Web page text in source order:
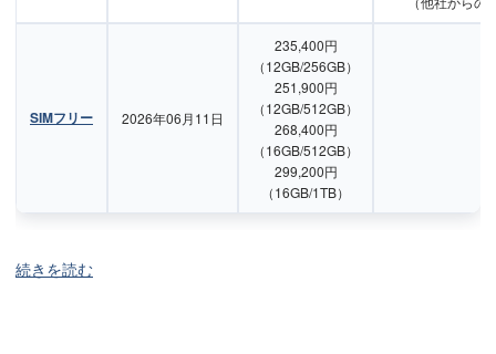
SIMフリー 2026年06月11日
235,400円
（12GB/256GB）
251,900円
（12GB/512GB）
268,400円
（16GB/512GB）
299,200円
（16GB/1TB）
続きを読む